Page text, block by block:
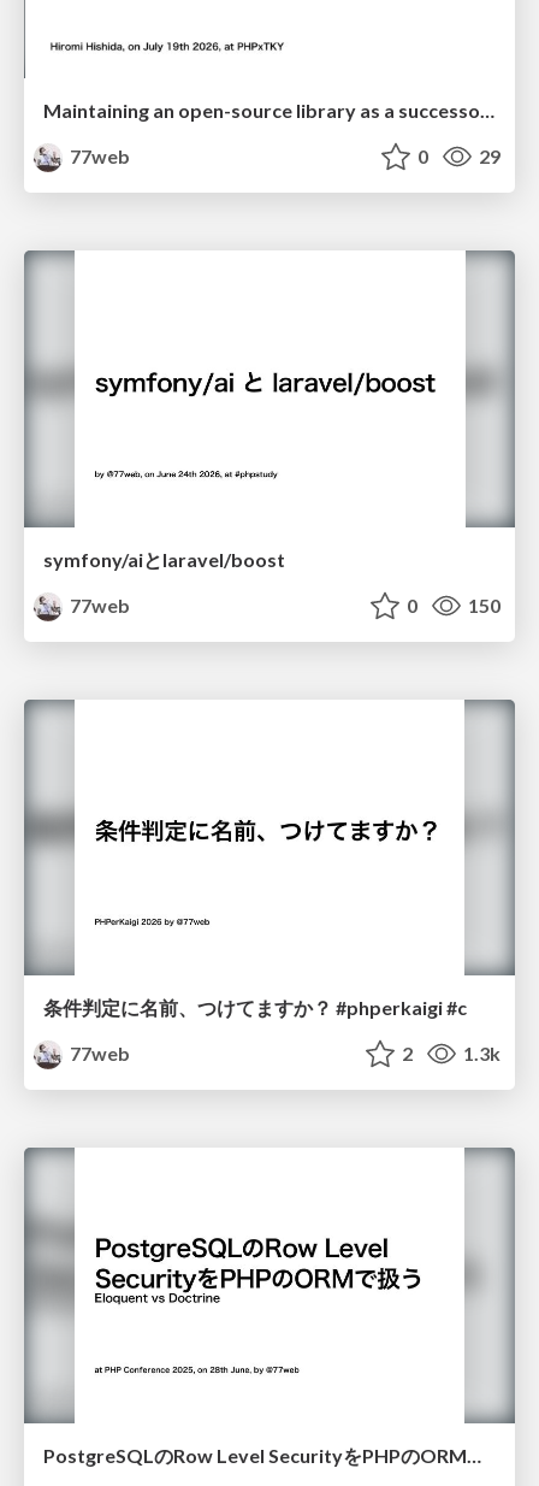
Maintaining an open-source library as a successor #phpxtokyo
77web
0 29
symfony/aiとlaravel/boost
77web
0 150
条件判定に名前、つけてますか？ #phperkaigi #c
77web
2 1.3k
PostgreSQLのRow Level SecurityをPHPのORMで扱う Eloquent vs Doctrine #phpcon #track2